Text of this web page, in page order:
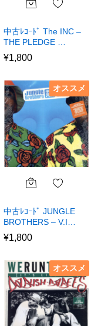
中古ﾚｺｰﾄﾞ The INC –
THE PLEDGE …
¥1,800
オススメ
中古ﾚｺｰﾄﾞ JUNGLE
BROTHERS – V.I…
¥1,800
オススメ